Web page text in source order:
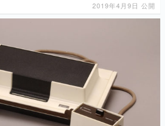
2019年4月9日 公開